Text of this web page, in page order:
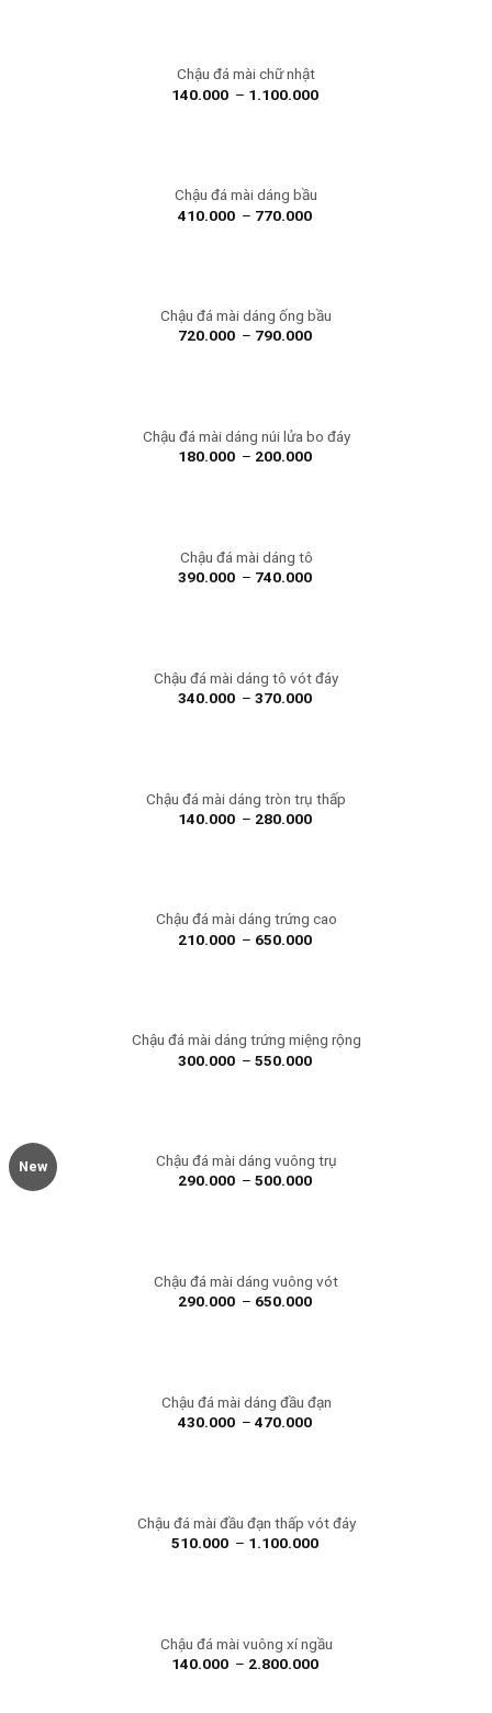
Chậu đá mài chữ nhật
140.000 – 1.100.000
Chậu đá mài dáng bầu
410.000 – 770.000
Chậu đá mài dáng ống bầu
720.000 – 790.000
Chậu đá mài dáng núi lửa bo đáy
180.000 – 200.000
Chậu đá mài dáng tô
390.000 – 740.000
Chậu đá mài dáng tô vót đáy
340.000 – 370.000
Chậu đá mài dáng tròn trụ thấp
140.000 – 280.000
Chậu đá mài dáng trứng cao
210.000 – 650.000
Chậu đá mài dáng trứng miệng rộng
300.000 – 550.000
New
Chậu đá mài dáng vuông trụ
290.000 – 500.000
Chậu đá mài dáng vuông vót
290.000 – 650.000
Chậu đá mài dáng đầu đạn
430.000 – 470.000
Chậu đá mài đầu đạn thấp vót đáy
510.000 – 1.100.000
Chậu đá mài vuông xí ngầu
140.000 – 2.800.000